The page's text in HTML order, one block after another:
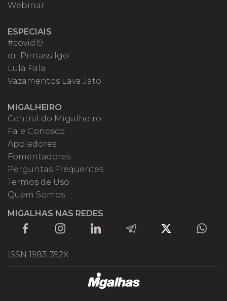
Webinar
ESPECIAIS
#covid19
dr. Pintassilgo
Lula Fala
Vazamentos Lava Jato
MIGALHEIRO
Central do Migalheiro
Fale Conosco
Apoiadores
Fomentadores
Perguntas Frequentes
Termos de Uso
Quem Somos
MIGALHAS NAS REDES
ISSN 1983-392X